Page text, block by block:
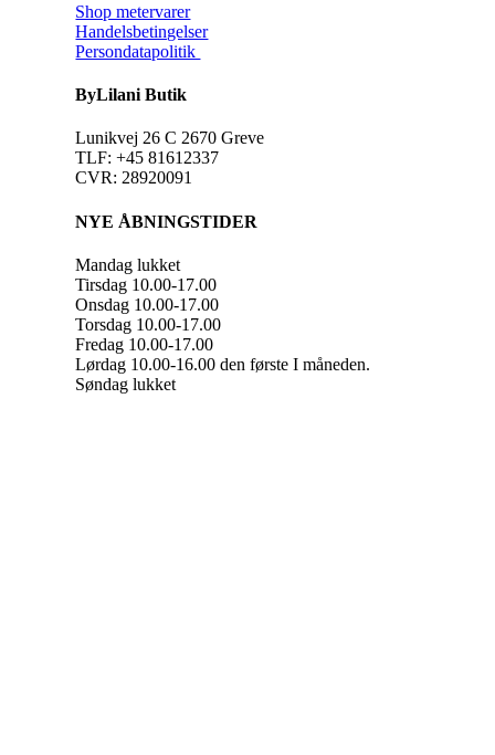
Shop metervarer
Handelsbetingelser
Persondatapolitik
ByLilani Butik
Lunikvej 26 C 2670 Greve
TLF: +45 81612337
CVR: 28920091
NYE ÅBNINGSTIDER
Mandag lukket
Tirsdag 10.00-17.00
Onsdag 10.00-17.00
Torsdag 10.00-17.00
Fredag 10.00-17.00
Lørdag 10.00-16.00 den første I måneden.
Søndag lukket